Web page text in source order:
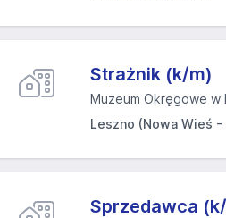
Strażnik (k/m)
Muzeum Okręgowe w
Leszno (Nowa Wieś -
Sprzedawca